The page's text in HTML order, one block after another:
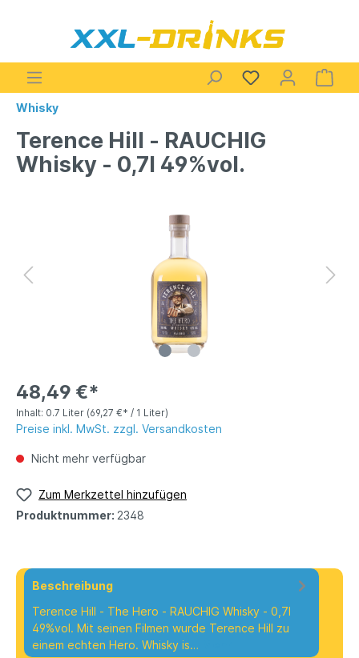
Whisky
Terence Hill - RAUCHIG
Whisky - 0,7l 49%vol.
48,49 €*
Inhalt: 0.7 Liter (69,27 €* / 1 Liter)
Preise inkl. MwSt. zzgl. Versandkosten
Nicht mehr verfügbar
Zum Merkzettel hinzufügen
Produktnummer: 2348
Beschreibung
Terence Hill - The Hero - RAUCHIG Whisky - 0,7l
49%vol. Mit seinen Filmen wurde Terence Hill zu
einem echten Hero. Whisky is…